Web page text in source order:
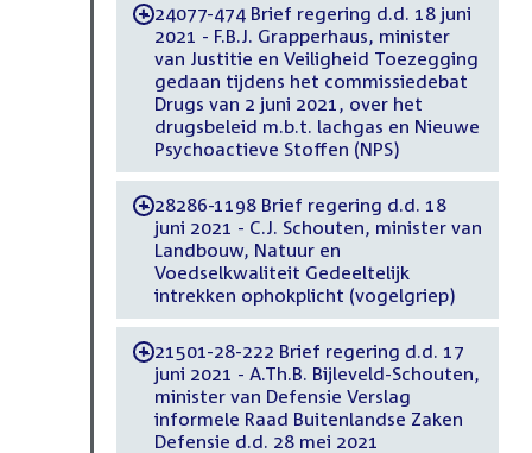
-24077-474 Brief regering d.d. 18 juni
2021 - F.B.J. Grapperhaus, minister
van Justitie en Veiligheid Toezegging
gedaan tijdens het commissiedebat
Drugs van 2 juni 2021, over het
drugsbeleid m.b.t. lachgas en Nieuwe
Psychoactieve Stoffen (NPS)
-28286-1198 Brief regering d.d. 18
juni 2021 - C.J. Schouten, minister van
Landbouw, Natuur en
Voedselkwaliteit Gedeeltelijk
intrekken ophokplicht (vogelgriep)
-21501-28-222 Brief regering d.d. 17
juni 2021 - A.Th.B. Bijleveld-Schouten,
minister van Defensie Verslag
informele Raad Buitenlandse Zaken
Defensie d.d. 28 mei 2021